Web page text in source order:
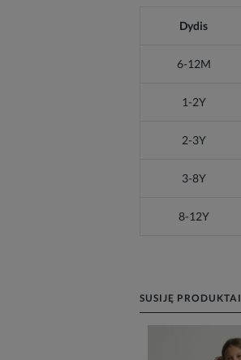
Dydis
6-12M
1-2Y
2-3Y
3-8Y
8-12Y
SUSIJĘ PRODUKTAI